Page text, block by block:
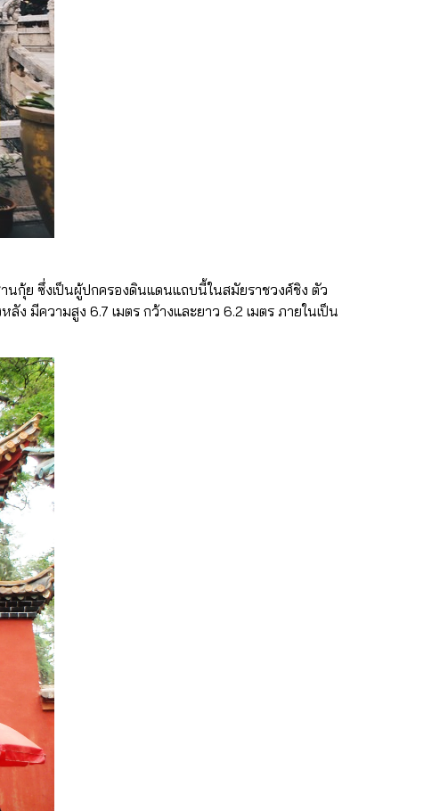
กุ้ย ซึ่งเป็นผู้ปกครองดินแดนแถบนี้ในสมัยราชวงศ์ชิง ตัว
มีความสูง 6.7 เมตร กว้างและยาว 6.2 เมตร ภายในเป็น